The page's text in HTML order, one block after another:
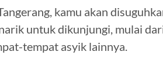
kamu akan
untuk dikunjungi, mulai
tempat asyik lainnya.